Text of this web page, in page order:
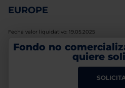
EUROPE
Fecha valor liquidativo: 19.05.2025
Fondo no
quiere